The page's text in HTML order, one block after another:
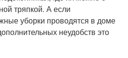
тряпкой. А если
уборки проводятся в доме
неудобств это